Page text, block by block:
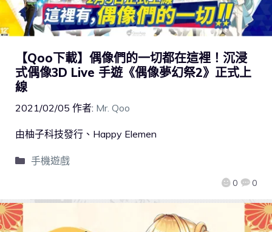
【Qoo下載】偶像們的一切都在這裡！沉浸
式偶像3D Live 手遊《偶像夢幻祭2》正式上
線
2021/02/05 作者: Mr. Qoo
0 0
由柚子科技發行、Happy Elemen
手機遊戲